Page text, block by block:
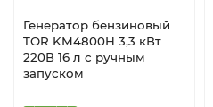
Генератор бензиновый
TOR KM4800H 3,3 кВт
220В 16 л с ручным
запуском